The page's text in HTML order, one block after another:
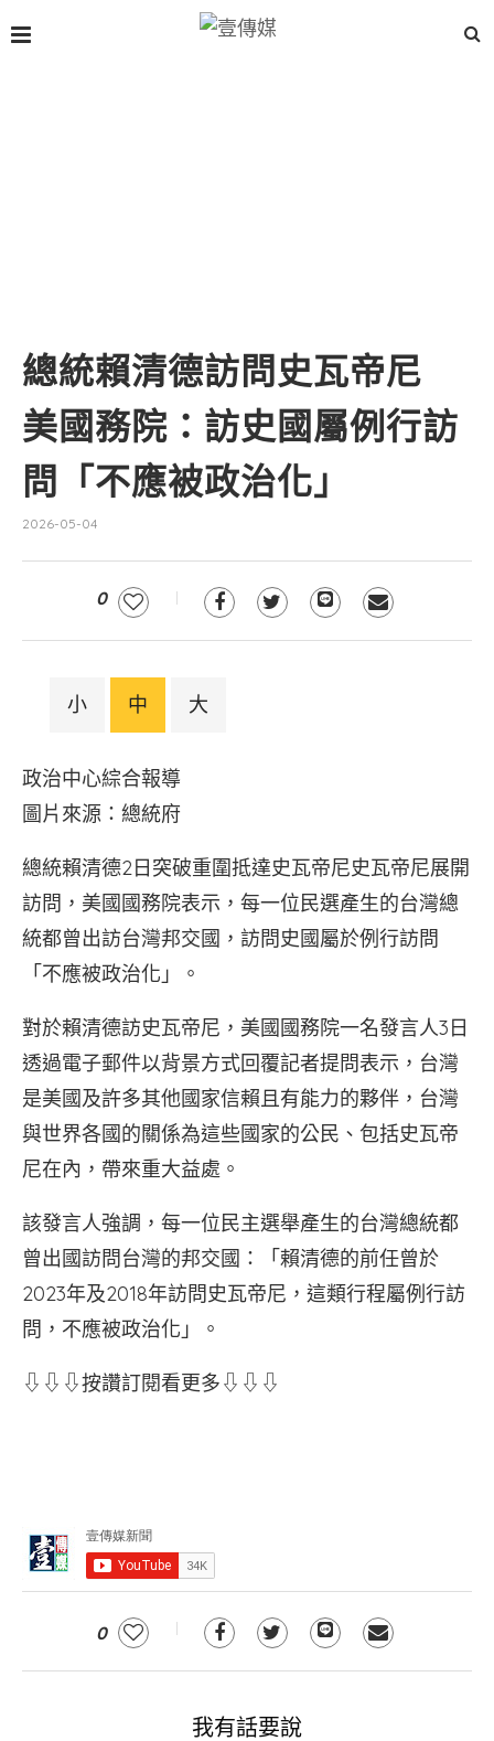
總統賴清德訪問史瓦帝尼
美國務院：訪史國屬例行訪
問「不應被政治化」
2026-05-04
0
小 中 大
政治中心綜合報導
圖片來源：總統府
總統賴清德2日突破重圍抵達史瓦帝尼史瓦帝尼展開
訪問，美國國務院表示，每一位民選產生的台灣總
統都曾出訪台灣邦交國，訪問史國屬於例行訪問
「不應被政治化」。
對於賴清德訪史瓦帝尼，美國國務院一名發言人3日
透過電子郵件以背景方式回覆記者提問表示，台灣
是美國及許多其他國家信賴且有能力的夥伴，台灣
與世界各國的關係為這些國家的公民、包括史瓦帝
尼在內，帶來重大益處。
該發言人強調，每一位民主選舉產生的台灣總統都
曾出國訪問台灣的邦交國：「賴清德的前任曾於
2023年及2018年訪問史瓦帝尼，這類行程屬例行訪
問，不應被政治化」。
⇩⇩⇩按讚訂閱看更多⇩⇩⇩
0
我有話要說